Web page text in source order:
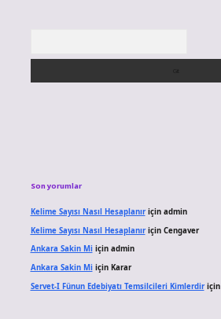
Son yorumlar
Kelime Sayısı Nasıl Hesaplanıriçin admin
Kelime Sayısı Nasıl Hesaplanıriçin Cengaver
Ankara Sakin Miiçin admin
Ankara Sakin Miiçin Karar
Servet-I Fünun Edebiyatı Temsilcileri Kimlerdiriçin